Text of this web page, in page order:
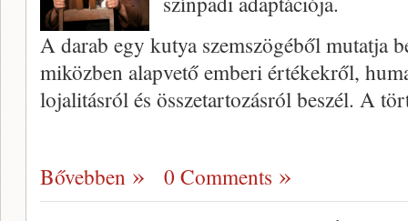
A darab egy kutya szemszögéből mutatja
miközben alapvető emberi értékekről,
lojalitásról és összetartozásról beszél. A
Bővebben 0 Comments